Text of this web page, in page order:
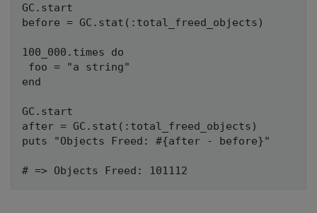
GC.start
before = GC.stat(:total_freed_objects)
100_000.times do
foo = "a string"
end
GC.start
after = GC.stat(:total_freed_objects)
puts "Objects Freed: #{after - before}"